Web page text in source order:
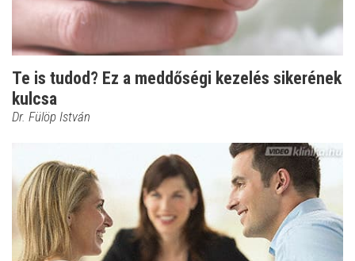
Te is tudod? Ez a meddőségi kezelés sikerének
kulcsa
Dr. Fülöp István